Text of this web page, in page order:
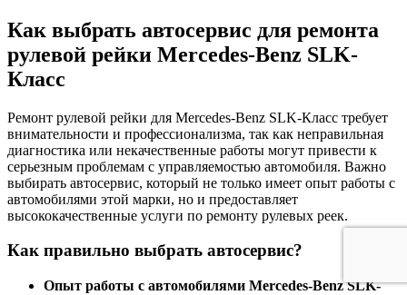
Как выбрать автосервис для ремонта
рулевой рейки Mercedes-Benz SLK-
Класс
Ремонт рулевой рейки для Mercedes-Benz SLK-Класс требует
внимательности и профессионализма, так как неправильная
диагностика или некачественные работы могут привести к
серьезным проблемам с управляемостью автомобиля. Важно
выбирать автосервис, который не только имеет опыт работы с
автомобилями этой марки, но и предоставляет
высококачественные услуги по ремонту рулевых реек.
Как правильно выбрать автосервис?
Опыт работы с автомобилями Mercedes-Benz SLK-